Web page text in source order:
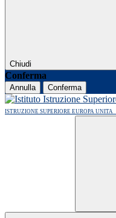
Chiudi
Conferma
Annulla Conferma
ISTRUZIONE SUPERIORE EUROPA UNITA